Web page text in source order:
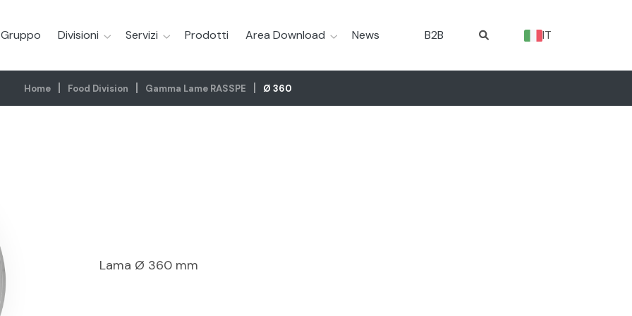
Divisioni Servizi Prodotti Area Download News B2B IT
Home Food Division Gamma Lame RASSPE Ø 360
Lama Ø 360 mm